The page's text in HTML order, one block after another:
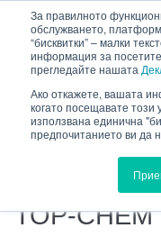
За правилното
обслужването,
“бисквитки” – малки
информация за
прегледайте нашата
Ако откажете, вашата
когато посещавате
използвана единична
предпочитанието ви да
съдържание
HENNLICH.BG
ПЛОСКИ
ПОПУЛЯРНИ
TOP-CHEM